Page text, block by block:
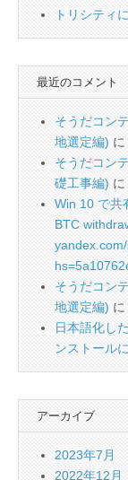
トリシティ
最近のコメント
そうだコン
地選定編) に
そうだコン
礎工事編) に
Win 10 で共
BTC
そうだコン
地選定編) に
日本語化し
ンストール
アーカイブ
2023年7月
2022年12月